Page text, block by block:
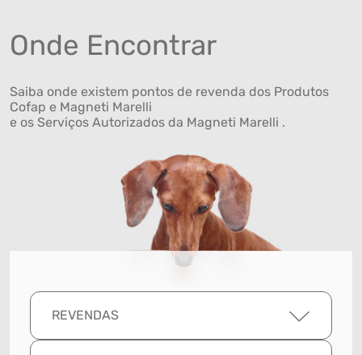
Onde Encontrar
Saiba onde existem pontos de revenda dos Produtos
Cofap e Magneti Marelli
e os Serviços Autorizados da Magneti Marelli .
REVENDAS